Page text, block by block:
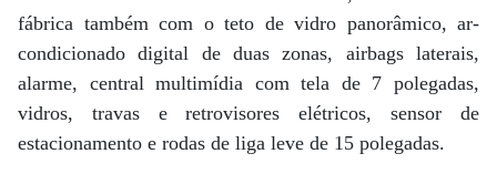
fábrica também com o teto de vidro panorâmico, ar-
condicionado digital de duas zonas, airbags laterais,
alarme, central multimídia com tela de 7 polegadas,
vidros, travas e retrovisores elétricos, sensor de
estacionamento e rodas de liga leve de 15 polegadas.